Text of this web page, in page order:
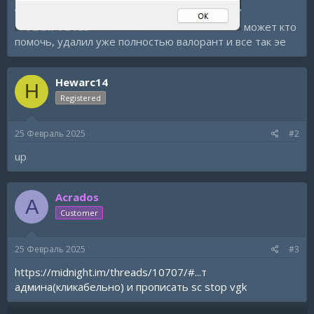
может кто
помочь, удалил уже полностью валорант и все так эе
H Hewarc14
Registered
25 Февраль 2025 #2
up
A Acrados
Customer
25 Февраль 2025 #3
https://midnight.im/threads/10707/#...т
админа(кликабельно) и прописать sc stop vgk